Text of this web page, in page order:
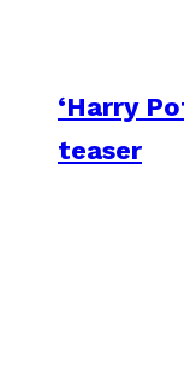
‘Harry
teaser